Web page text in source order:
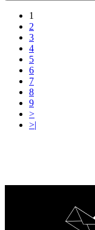
1
2
3
4
5
6
7
8
9
>
>|